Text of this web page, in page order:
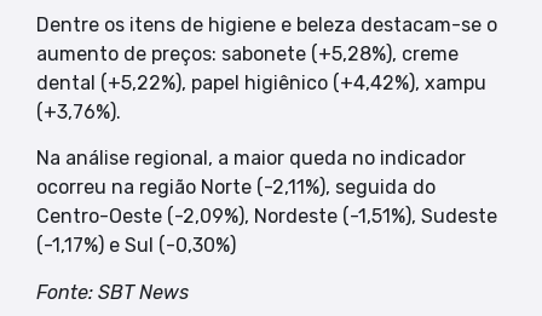
Dentre os itens de higiene e beleza destacam-se o
aumento de preços: sabonete (+5,28%), creme
dental (+5,22%), papel higiênico (+4,42%), xampu
(+3,76%).
Na análise regional, a maior queda no indicador
ocorreu na região Norte (-2,11%), seguida do
Centro-Oeste (-2,09%), Nordeste (-1,51%), Sudeste
(-1,17%) e Sul (-0,30%)
Fonte: SBT News